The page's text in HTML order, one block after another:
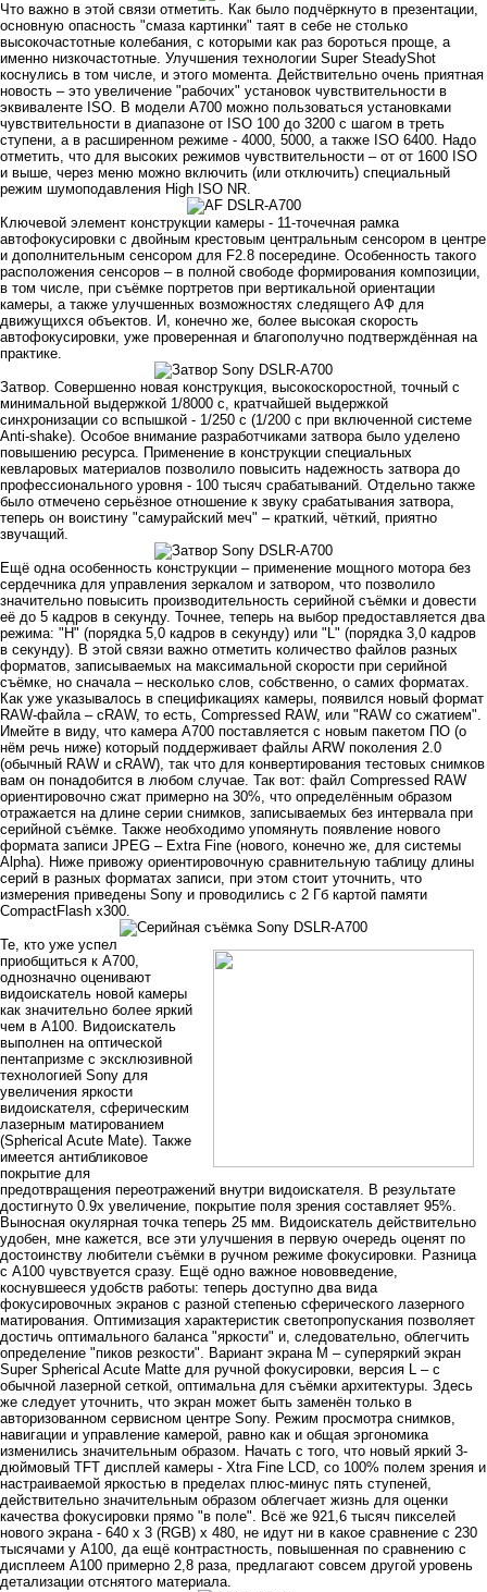
Что важно в этой связи отметить. Как было подчёркнуто в презентации,
основную опасность "смаза картинки" таят в себе не столько
высокочастотные колебания, с которыми как раз бороться проще, а
именно низкочастотные. Улучшения технологии Super SteadyShot
коснулись в том числе, и этого момента. Действительно очень приятная
новость – это увеличение "рабочих" установок чувствительности в
эквиваленте ISO. В модели A700 можно пользоваться установками
чувствительности в диапазоне от ISO 100 до 3200 с шагом в треть
ступени, а в расширенном режиме - 4000, 5000, а также ISO 6400. Надо
отметить, что для высоких режимов чувствительности – от от 1600 ISO
и выше, через меню можно включить (или отключить) специальный
режим шумоподавления High ISO NR.
Ключевой элемент конструкции камеры - 11-точечная рамка
автофокусировки с двойным крестовым центральным сенсором в центре
и дополнительным сенсором для F2.8 посередине. Особенность такого
расположения сенсоров – в полной свободе формирования композиции,
в том числе, при съёмке портретов при вертикальной ориентации
камеры, а также улучшенных возможностях следящего АФ для
движущихся объектов. И, конечно же, более высокая скорость
автофокусировки, уже проверенная и благополучно подтверждённая на
практике.
Затвор. Совершенно новая конструкция, высокоскоростной, точный с
минимальной выдержкой 1/8000 с, кратчайшей выдержкой
синхронизации со вспышкой - 1/250 с (1/200 с при включенной системе
Anti-shake). Особое внимание разработчиками затвора было уделено
повышению ресурса. Применение в конструкции специальных
кевларовых материалов позволило повысить надежность затвора до
профессионального уровня - 100 тысяч срабатываний. Отдельно также
было отмечено серьёзное отношение к звуку срабатывания затвора,
теперь он воистину "самурайский меч" – краткий, чёткий, приятно
звучащий.
Ещё одна особенность конструкции – применение мощного мотора без
сердечника для управления зеркалом и затвором, что позволило
значительно повысить производительность серийной съёмки и довести
её до 5 кадров в секунду. Точнее, теперь на выбор предоставляется два
режима: "H" (порядка 5,0 кадров в секунду) или "L" (порядка 3,0 кадров
в секунду). В этой связи важно отметить количество файлов разных
форматов, записываемых на максимальной скорости при серийной
съёмке, но сначала – несколько слов, собственно, о самих форматах.
Как уже указывалось в спецификациях камеры, появился новый формат
RAW-файла – cRAW, то есть, Compressed RAW, или "RAW со сжатием".
Имейте в виду, что камера A700 поставляется с новым пакетом ПО (о
нём речь ниже) который поддерживает файлы ARW поколения 2.0
(обычный RAW и cRAW), так что для конвертирования тестовых снимков
вам он понадобится в любом случае. Так вот: файл Compressed RAW
ориентировочно сжат примерно на 30%, что определённым образом
отражается на длине серии снимков, записываемых без интервала при
серийной съёмке. Также необходимо упомянуть появление нового
формата записи JPEG – Extra Fine (нового, конечно же, для системы
Alpha). Ниже привожу ориентировочную сравнительную таблицу длины
серий в разных форматах записи, при этом стоит уточнить, что
измерения приведены Sony и проводились с 2 Гб картой памяти
CompactFlash x300.
Те, кто уже успел
приобщиться к А700,
однозначно оценивают
видоискатель новой камеры
как значительно более яркий
чем в А100. Видоискатель
выполнен на оптической
пентапризме с эксклюзивной
технологией Sony для
увеличения яркости
видоискателя, сферическим
лазерным матированием
(Spherical Acute Mate). Также
имеется антибликовое
покрытие для
предотвращения переотражений внутри видоискателя. В результате
достигнуто 0.9х увеличение, покрытие поля зрения составляет 95%.
Выносная окулярная точка теперь 25 мм. Видоискатель действительно
удобен, мне кажется, все эти улучшения в первую очередь оценят по
достоинству любители съёмки в ручном режиме фокусировки. Разница
с А100 чувствуется сразу. Ещё одно важное нововведение,
коснувшееся удобств работы: теперь доступно два вида
фокусировочных экранов с разной степенью сферического лазерного
матирования. Оптимизация характеристик светопропускания позволяет
достичь оптимального баланса "яркости" и, следовательно, облегчить
определение "пиков резкости". Вариант экрана M – суперяркий экран
Super Spherical Acute Matte для ручной фокусировки, версия L – с
обычной лазерной сеткой, оптимальна для съёмки архитектуры. Здесь
же следует уточнить, что экран может быть заменён только в
авторизованном сервисном центре Sony. Режим просмотра снимков,
навигации и управление камерой, равно как и общая эргономика
изменились значительным образом. Начать с того, что новый яркий 3-
дюймовый TFT дисплей камеры - Xtra Fine LCD, со 100% полем зрения и
настраиваемой яркостью в пределах плюс-минус пять ступеней,
действительно значительным образом облегчает жизнь для оценки
качества фокусировки прямо "в поле". Всё же 921,6 тысяч пикселей
нового экрана - 640 x 3 (RGB) x 480, не идут ни в какое сравнение с 230
тысячами у А100, да ещё контрастность, повышенная по сравнению с
дисплеем А100 примерно 2,8 раза, предлагают совсем другой уровень
детализации отснятого материала.